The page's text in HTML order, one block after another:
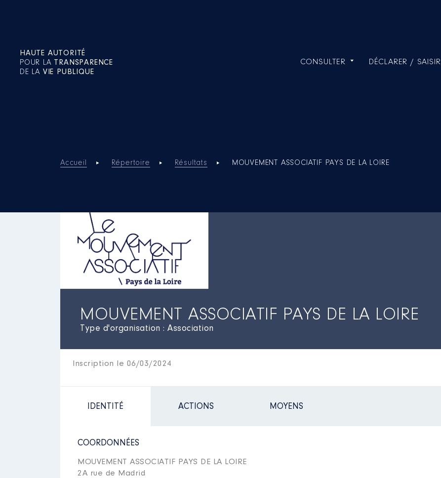
HAUTE AUTORITÉ
POUR LA TRANSPARENCE
DE LA VIE PUBLIQUE
CONSULTER DÉCLARER / SAISIR
Accueil Répertoire Résultats MOUVEMENT ASSOCIATIF PAYS DE LA LOIRE
MOUVEMENT ASSOCIATIF PAYS DE LA LOIRE
Type d'organisation : Association
Inscription le 06/03/2024
IDENTITÉ ACTIONS MOYENS
COORDONNÉES
MOUVEMENT ASSOCIATIF PAYS DE LA LOIRE
2A rue de Madrid